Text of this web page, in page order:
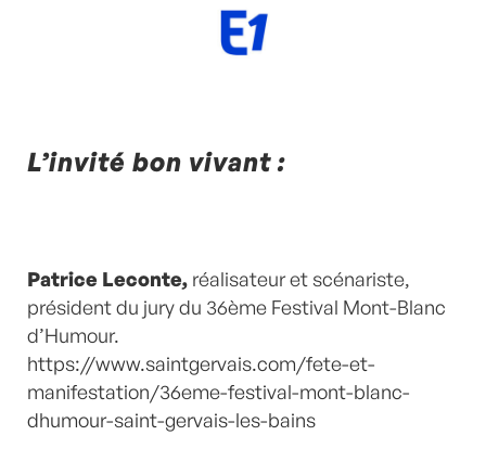
L’invité bon vivant :
Patrice Leconte, réalisateur et scénariste,
président du jury du 36ème Festival Mont-Blanc
d’Humour.
https://www.saintgervais.com/fete-et-
manifestation/36eme-festival-mont-blanc-
dhumour-saint-gervais-les-bains